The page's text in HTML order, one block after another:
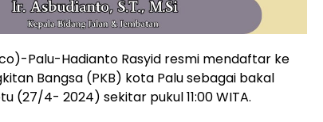
Palu-Hadianto Rasyid resmi mendaftar ke
Bangsa (PKB) kota Palu sebagai bakal
(27/4- 2024) sekitar pukul 11:00 WITA.